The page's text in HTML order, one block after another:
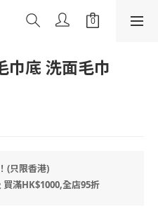
巾底 洗面毛巾
(只限香港)
滿HK$1000,全店95折